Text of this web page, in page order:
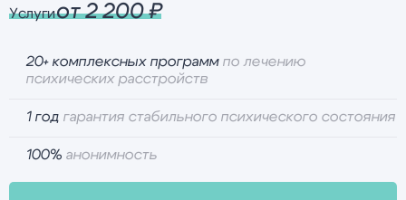
Услугиот 2 200 ₽
20+ комплексных программпо лечению
психических расстройств
1 год гарантия стабильного психического состояния
100% анонимность